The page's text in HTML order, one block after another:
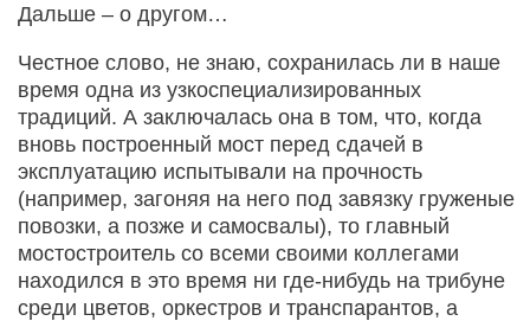
Дальше – о другом…
Честное слово, не знаю, сохранилась ли в наше
время одна из узкоспециализированных
традиций. А заключалась она в том, что, когда
вновь построенный мост перед сдачей в
эксплуатацию испытывали на прочность
(например, загоняя на него под завязку груженые
повозки, а позже и самосвалы), то главный
мостостроитель со всеми своими коллегами
находился в это время ни где-нибудь на трибуне
среди цветов, оркестров и транспарантов, а